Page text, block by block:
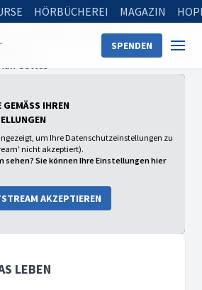
HÖRBÜCHEREI MAGAZIN
SPENDEN
Die Bibel – Das Leben
Gottes
IHREN D
um Ihre Datenschutzeinstellungen zu
nicht akzeptiert).
sehen? Sie können Ihre Einstellungen hier
AKZEPTIEREN
LEBEN